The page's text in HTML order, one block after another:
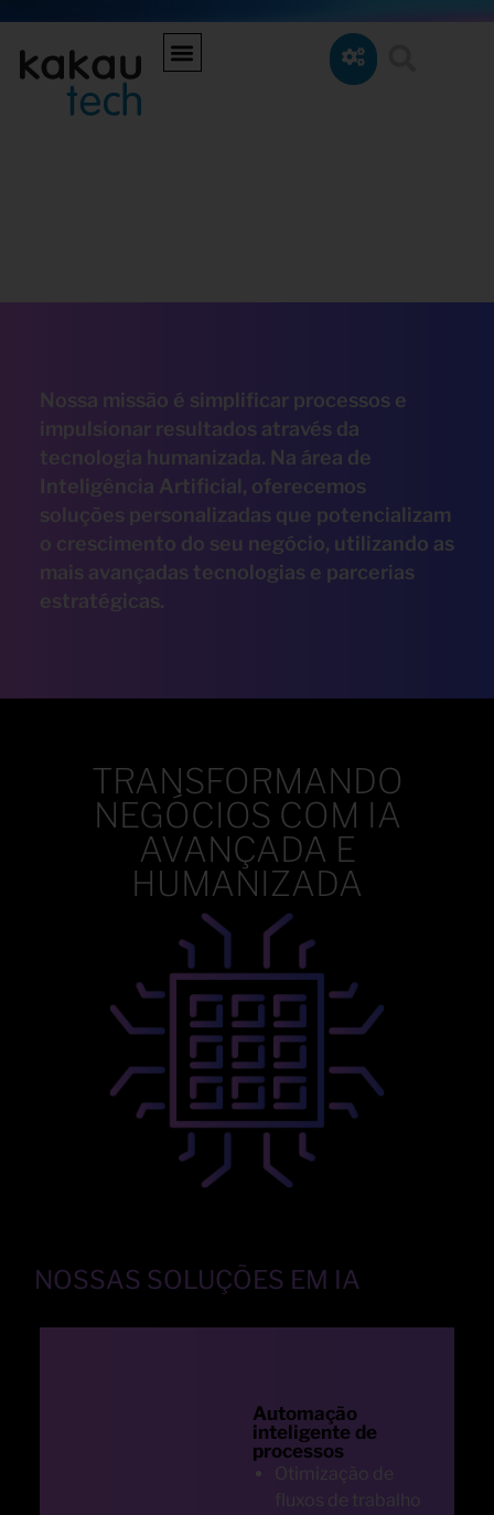
Nossa missão é simplificar processos e
impulsionar resultados através da
tecnologia humanizada. Na área de
Inteligência Artificial, oferecemos
soluções personalizadas que potencializam
o crescimento do seu negócio, utilizando as
mais avançadas tecnologias e parcerias
estratégicas.
TRANSFORMANDO
NEGÓCIOS COM IA
AVANÇADA E
HUMANIZADA
NOSSAS SOLUÇÕES EM IA
Automação
inteligente de
processos
Otimização de
fluxos de trabalho